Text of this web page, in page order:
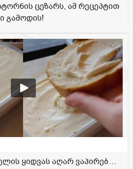
ცეზარს, ამ რეცეპტით
გამოდის!
ყიდვას აღარ ვაპირებ…